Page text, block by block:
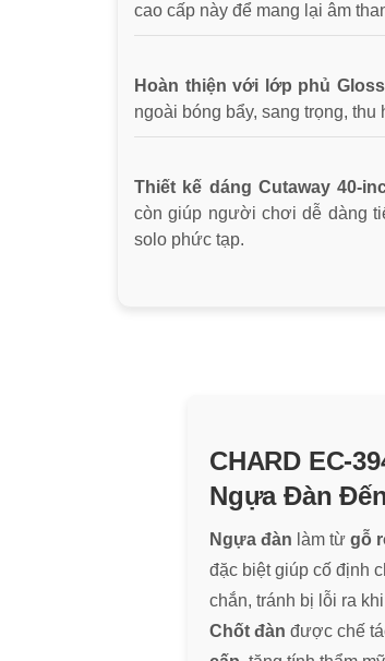
cao cấp này để mang lại âm
Hoàn thiện với lớp phủ
ngoài bóng bẩy, sang trọng,
Thiết kế dáng Cutaway 40-
còn giúp người chơi dễ dàng
solo phức tạp.
CHARD EC-
Ngựa Đàn
Ngựa đàn làm từ gỗ
đặc biệt giúp cố định
chắn, tránh bị lỗi ra
Chốt đàn được chế